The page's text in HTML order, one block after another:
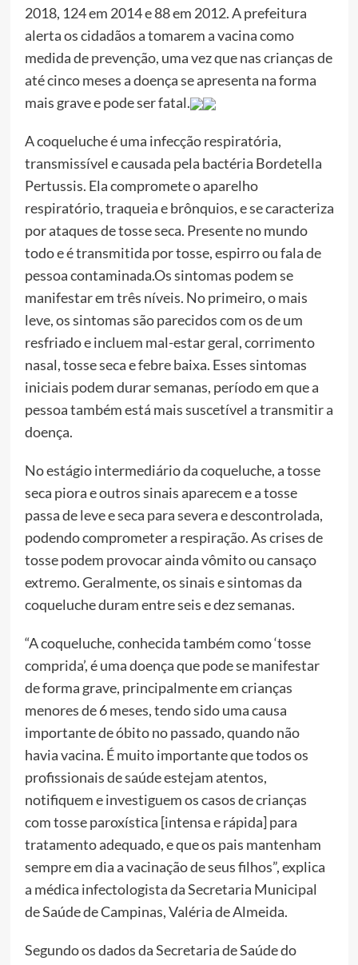
2018, 124 em 2014 e 88 em 2012. A prefeitura
alerta os cidadãos a tomarem a vacina como
medida de prevenção, uma vez que nas crianças de
até cinco meses a doença se apresenta na forma
mais grave e pode ser fatal.
A coqueluche é uma infecção respiratória,
transmissível e causada pela bactéria Bordetella
Pertussis. Ela compromete o aparelho
respiratório, traqueia e brônquios, e se caracteriza
por ataques de tosse seca. Presente no mundo
todo e é transmitida por tosse, espirro ou fala de
pessoa contaminada.Os sintomas podem se
manifestar em três níveis. No primeiro, o mais
leve, os sintomas são parecidos com os de um
resfriado e incluem mal-estar geral, corrimento
nasal, tosse seca e febre baixa. Esses sintomas
iniciais podem durar semanas, período em que a
pessoa também está mais suscetível a transmitir a
doença.
No estágio intermediário da coqueluche, a tosse
seca piora e outros sinais aparecem e a tosse
passa de leve e seca para severa e descontrolada,
podendo comprometer a respiração. As crises de
tosse podem provocar ainda vômito ou cansaço
extremo. Geralmente, os sinais e sintomas da
coqueluche duram entre seis e dez semanas.
“A coqueluche, conhecida também como ‘tosse
comprida’, é uma doença que pode se manifestar
de forma grave, principalmente em crianças
menores de 6 meses, tendo sido uma causa
importante de óbito no passado, quando não
havia vacina. É muito importante que todos os
profissionais de saúde estejam atentos,
notifiquem e investiguem os casos de crianças
com tosse paroxística [intensa e rápida] para
tratamento adequado, e que os pais mantenham
sempre em dia a vacinação de seus filhos”, explica
a médica infectologista da Secretaria Municipal
de Saúde de Campinas, Valéria de Almeida.
Segundo os dados da Secretaria de Saúde do